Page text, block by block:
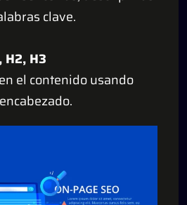
clave.
H2, H3
el contenido usando